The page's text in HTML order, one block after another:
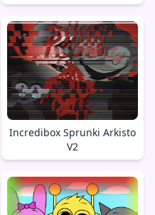
Incredibox Sprunki Arkisto
V2